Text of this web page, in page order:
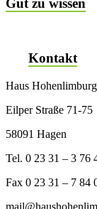
Gut zu wissen
Kontakt
Haus
Eilper Straße 71-75
58091 Hagen
Tel. 0 23 31 – 3 76
Fax 0 23 31 – 7 84